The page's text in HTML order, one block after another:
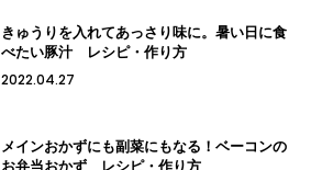
きゅうりを入れてあっさり味に。暑い日に食
べたい豚汁 レシピ・作り方
2022.04.27
メインおかずにも副菜にもなる！ベーコンの
お弁当おかず レシピ・作り方